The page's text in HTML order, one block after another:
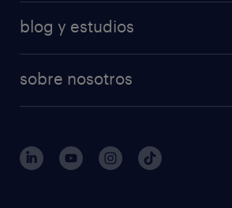
blog y estudios
sobre nosotros